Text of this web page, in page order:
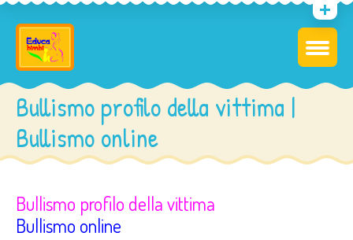
Bullismo profilo della vittima |
Bullismo online
Bullismo profilo della vittima
Bullismo online